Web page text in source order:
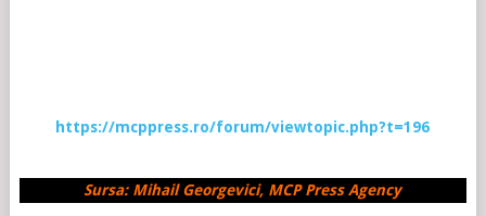
https://mcppress.ro/forum/viewtopic.php?t=196
Sursa: Mihail Georgevici, MCP Press Agency